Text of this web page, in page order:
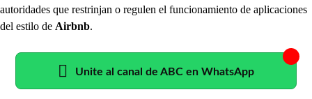
autoridades que restrinjan o regulen el funcionamiento de aplicaciones
del estilo de Airbnb.
Unite al canal de ABC en WhatsApp